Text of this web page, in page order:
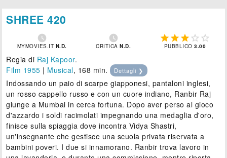
SHREE 420

MYMOVIES.IT N.D.

CRITICAN.D.
    
PUBBLICO3.00
Regia di Raj Kapoor.
Film 1955 | Musical, 168 min. Dettagli ❯
Indossando un paio di scarpe giapponesi, pantaloni inglesi,
un rosso cappello russo e con un cuore indiano, Ranbir Raj
giunge a Mumbai in cerca fortuna. Dopo aver perso al gioco
d'azzardo i soldi racimolati impegnando una medaglia d'oro,
finisce sulla spiaggia dove incontra Vidya Shastri,
un'insegnante che gestisce una scuola privata riservata a
bambini poveri. I due si innamorano. Ranbir trova lavoro in